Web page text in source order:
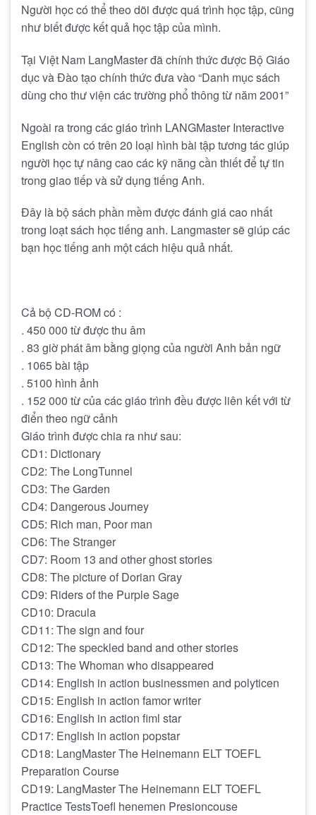
Người học có thể theo dõi được quá trình học tập, cũng
như biết được kết quả học tập của mình.
Tại Việt Nam LangMaster đã chính thức được Bộ Giáo
dục và Đào tạo chính thức đưa vào “Danh mục sách
dùng cho thư viện các trường phổ thông từ năm 2001”
Ngoài ra trong các giáo trình LANGMaster Interactive
English còn có trên 20 loại hình bài tập tương tác giúp
người học tự nâng cao các kỹ năng cần thiết để tự tin
trong giao tiếp và sử dụng tiếng Anh.
Đây là bộ sách phần mềm được đánh giá cao nhất
trong loạt sách học tiếng anh. Langmaster sẽ giúp các
bạn học tiếng anh một cách hiệu quả nhất.
Cả bộ CD-ROM có :
. 450 000 từ được thu âm
. 83 giờ phát âm bằng giọng của người Anh bản ngữ
. 1065 bài tập
. 5100 hình ảnh
. 152 000 từ của các giáo trình đều được liên kết với từ
điển theo ngữ cảnh
Giáo trình được chia ra như sau:
CD1: Dictionary
CD2: The LongTunnel
CD3: The Garden
CD4: Dangerous Journey
CD5: Rich man, Poor man
CD6: The Stranger
CD7: Room 13 and other ghost stories
CD8: The picture of Dorian Gray
CD9: Riders of the Purple Sage
CD10: Dracula
CD11: The sign and four
CD12: The speckled band and other stories
CD13: The Whoman who disappeared
CD14: English in action businessmen and polyticen
CD15: English in action famor writer
CD16: English in action fiml star
CD17: English in action popstar
CD18: LangMaster The Heinemann ELT TOEFL
Preparation Course
CD19: LangMaster The Heinemann ELT TOEFL
Practice TestsToefl henemen Presioncouse